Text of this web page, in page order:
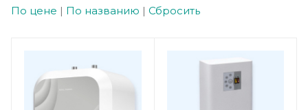
По цене | По названию | Сбросить